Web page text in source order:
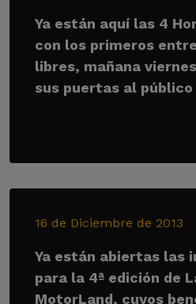
Ya están aquí las 4
con los primeros
libres, mañana
sus puertas al público
16 de Diciembre de 2013
Ya están abiertas las
para la 4ª edición de
MotorLand, cuyos